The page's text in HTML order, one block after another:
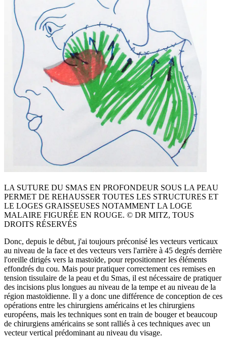
LA SUTURE DU SMAS EN PROFONDEUR SOUS LA PEAU
PERMET DE REHAUSSER TOUTES LES STRUCTURES ET
LE LOGES GRAISSEUSES NOTAMMENT LA LOGE
MALAIRE FIGURÉE EN ROUGE. © DR MITZ, TOUS
DROITS RÉSERVÉS
Donc, depuis le début, j'ai toujours préconisé les vecteurs verticaux
au niveau de la face et des vecteurs vers l'arrière à 45 degrés derrière
l'oreille dirigés vers la mastoïde, pour repositionner les éléments
effondrés du cou. Mais pour pratiquer correctement ces remises en
tension tissulaire de la peau et du Smas, il est nécessaire de pratiquer
des incisions plus longues au niveau de la tempe et au niveau de la
région mastoïdienne. Il y a donc une différence de conception de ces
opérations entre les chirurgiens américains et les chirurgiens
européens, mais les techniques sont en train de bouger et beaucoup
de chirurgiens américains se sont ralliés à ces techniques avec un
vecteur vertical prédominant au niveau du visage.